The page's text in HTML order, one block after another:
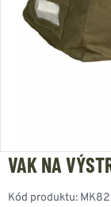
VAK NA
Kód produktu: